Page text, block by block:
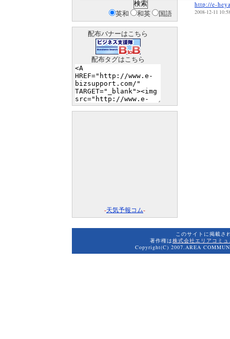
http://e-
2008-12-11
英和 和英 国語
配布バナーはこちら
配布タグはこちら
-天気予報コム-
このサイトに掲載さ
著作権は株式会社エリアコミ
Copyright(C) 2007.AREA